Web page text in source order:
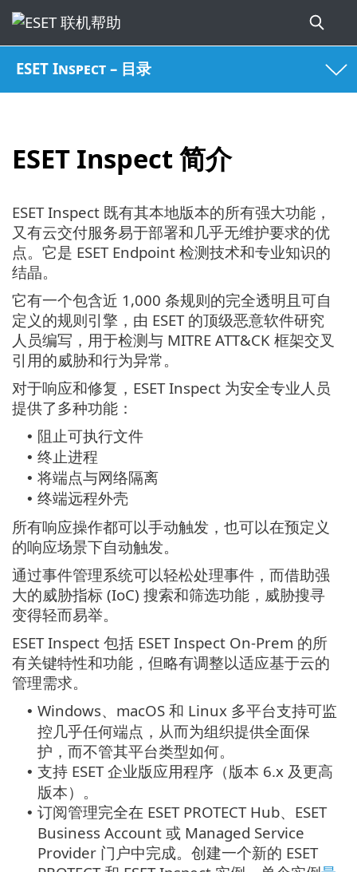
ESET Inspect – 目录
ESET Inspect 简介
ESET Inspect 既有其本地版本的所有强大功能，
又有云交付服务易于部署和几乎无维护要求的优
点。它是 ESET Endpoint 检测技术和专业知识的
结晶。
它有一个包含近 1,000 条规则的完全透明且可自
定义的规则引擎，由 ESET 的顶级恶意软件研究
人员编写，用于检测与 MITRE ATT&CK 框架交叉
引用的威胁和行为异常。
对于响应和修复，ESET Inspect 为安全专业人员
提供了多种功能：
• 阻止可执行文件
• 终止进程
• 将端点与网络隔离
• 终端远程外壳
所有响应操作都可以手动触发，也可以在预定义
的响应场景下自动触发。
通过事件管理系统可以轻松处理事件，而借助强
大的威胁指标 (IoC) 搜索和筛选功能，威胁搜寻
变得轻而易举。
ESET Inspect 包括 ESET Inspect On-Prem 的所
有关键特性和功能，但略有调整以适应基于云的
管理需求。
• Windows、macOS 和 Linux 多平台支持可监
控几乎任何端点，从而为组织提供全面保
护，而不管其平台类型如何。
• 支持 ESET 企业版应用程序（版本 6.x 及更高
版本）。
• 订阅管理完全在 ESET PROTECT Hub、ESET
Business Account 或 Managed Service
Provider 门户中完成。创建一个新的 ESET